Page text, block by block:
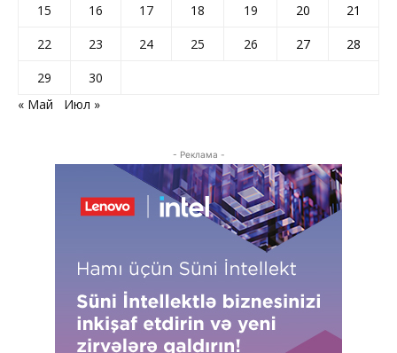
15
16 17 18 19 20
21
22
23 24 25 26 27
28
29
30
« Май
Июл »
- Реклама -